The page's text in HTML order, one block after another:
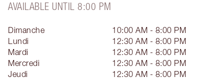
AVAILABLE UNTIL 8:00 PM
Dimanche
10:00 AM - 8:00 PM
Lundi
12:30 AM - 8:00 PM
Mardi
12:30 AM - 8:00 PM
Mercredi
12:30 AM - 8:00 PM
Jeudi
12:30 AM - 8:00 PM